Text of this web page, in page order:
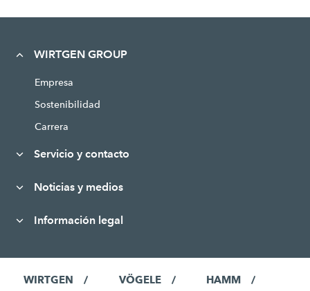
WIRTGEN GROUP
Empresa
Sostenibilidad
Carrera
Servicio y contacto
Noticias y medios
Información legal
WIRTGEN VÖGELE HAMM